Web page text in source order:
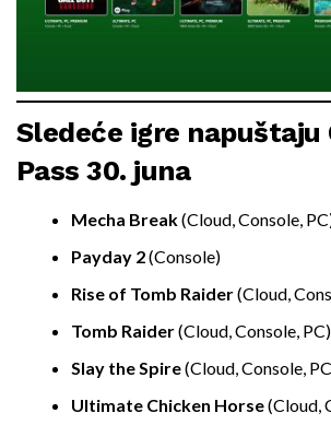
Sledeće igre napuštaju
Pass 30. juna
Mecha Break(Cloud, Console,
Payday 2(Console)
Rise of Tomb Raider(Cloud,
Tomb Raider(Cloud, Console, PC)
Slay the Spire(Cloud, Console,
Ultimate Chicken Horse(Cloud,